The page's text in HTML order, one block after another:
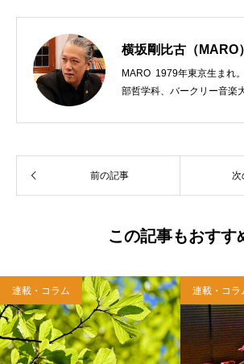
横坂剛比古（MARO）
MARO 1979年東京生まれ
部哲学科、バークリー音楽
う宗教法人専門の行政書士
「上馬キリスト教会（
を行う「まじめ担当」。 著
西洋哲学超入門〜』（日本
イヤモンド社）、『世界一
『世界一ゆるい聖書教室』
ONとの共著、講談社）な
ef="https://amzn.to/
クになる 眠れぬ夜の聖書
前の記事 次
この記事もおすす
連載・コラム 連載・コラ